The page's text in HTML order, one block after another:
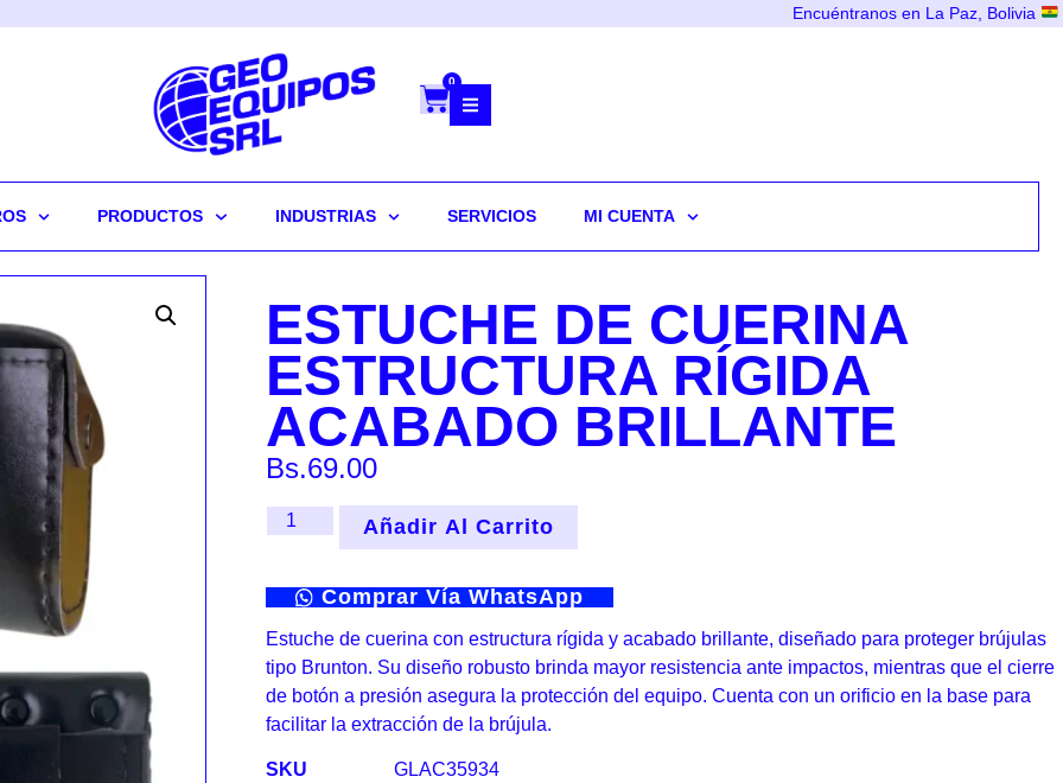
Encuéntranos en La Paz, Bolivia
0
PRODUCTOS INDUSTRIAS SERVICIOS MI CUENTA
ESTUCHE DE CUERINA
ESTRUCTURA RÍGIDA
ACABADO BRILLANTE
Bs.69.00
Añadir Al Carrito
Comprar Vía WhatsApp
Estuche de cuerina con estructura rígida y acabado brillante, diseñado para proteger brújulas
tipo Brunton. Su diseño robusto brinda mayor resistencia ante impactos, mientras que el cierre
de botón a presión asegura la protección del equipo. Cuenta con un orificio en la base para
facilitar la extracción de la brújula.
SKU
GLAC35934